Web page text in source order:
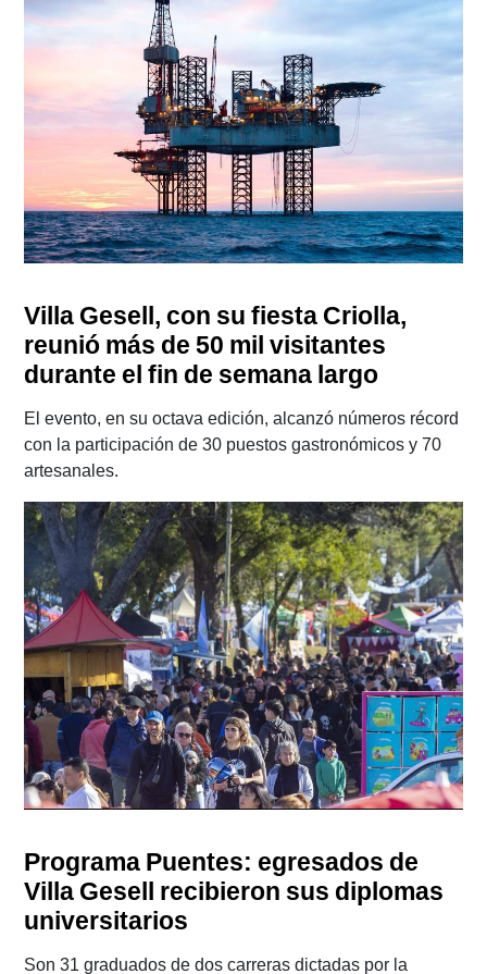
Villa Gesell, con su fiesta Criolla,
reunió más de 50 mil visitantes
durante el fin de semana largo
El evento, en su octava edición, alcanzó números récord
con la participación de 30 puestos gastronómicos y 70
artesanales.
Programa Puentes: egresados de
Villa Gesell recibieron sus diplomas
universitarios
Son 31 graduados de dos carreras dictadas por la